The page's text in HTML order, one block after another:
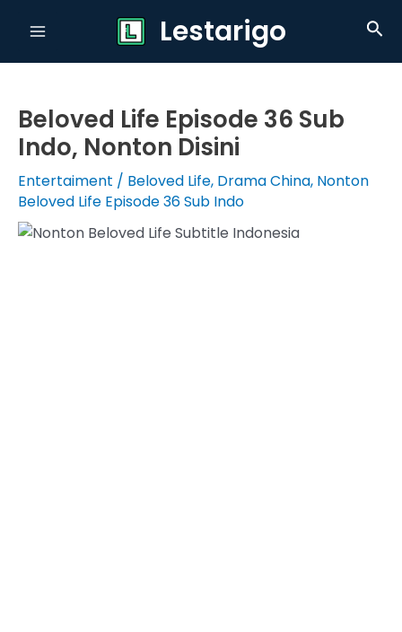
Lestarigo
Beloved Life Episode 36 Sub
Indo, Nonton Disini
Entertaiment / Beloved Life, Drama China, Nonton
Beloved Life Episode 36 Sub Indo